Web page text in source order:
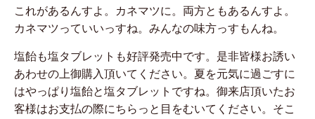
これがあるんすよ。カネマツに。両方ともあるんすよ。
カネマツっていいっすね。みんなの味方っすもんね。
塩飴も塩タブレットも好評発売中です。是非皆様お誘い
あわせの上御購入頂いてください。夏を元気に過ごすに
はやっぱり塩飴と塩タブレットですね。御来店頂いたお
客様はお支払の際にちらっと目をむいてください。そこ